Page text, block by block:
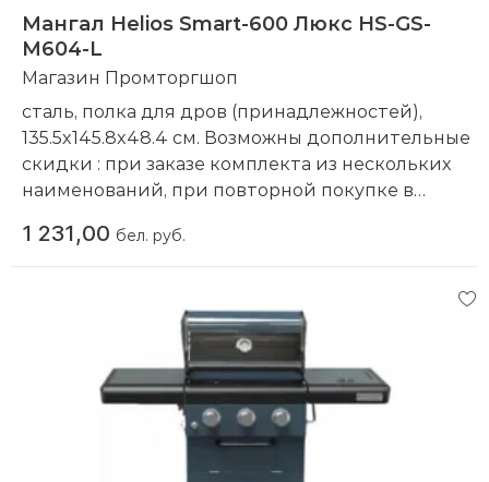
Мангал Helios Smart-600 Люкс HS-GS-
M604-L
Магазин Промторгшоп
сталь, полка для дров (принадлежностей),
135.5x145.8x48.4 см. Возможны дополнительные
скидки : при заказе комплекта из нескольких
наименований, при повторной покупке в
Компания производитель:
1 231,00 бел. руб.